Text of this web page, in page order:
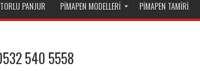
PANJUR PIMAPEN MODELLERI PIMAPEN TAMIRI
540 5558